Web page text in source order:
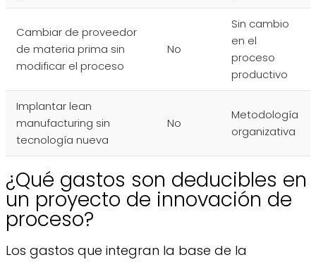
Cambiar de proveedor
de materia prima sin
modificar el proceso
No
Sin cambio
en el
proceso
productivo
Implantar lean
manufacturing sin
tecnología nueva
No
Metodología
organizativa
¿Qué gastos son deducibles en
un proyecto de innovación de
proceso?
Los gastos que integran la base de la